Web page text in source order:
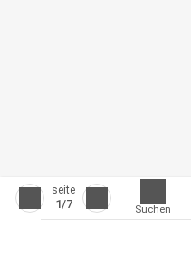
seite
1/7 Suchen